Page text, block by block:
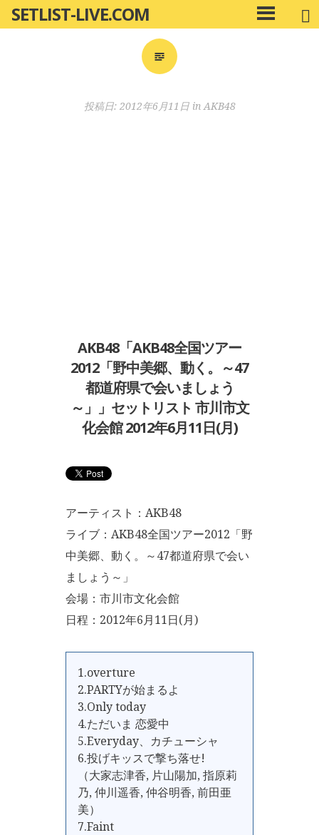
ン
SETLIST-LIVE.COM
メ
イ
投稿日: 2012年6月11日inAKB48
AKB48「AKB48全国ツアー
2012「野中美郷、動く。～47
都道府県で会いましょう
～」」セットリスト 市川市文
化会館 2012年6月11日(月)
アーティスト：AKB48
ライブ：AKB48全国ツアー2012「野
中美郷、動く。～47都道府県で会い
ましょう～」
会場：市川市文化会館
日程：2012年6月11日(月)
1.overture
2.PARTYが始まるよ
3.Only today
4.ただいま 恋愛中
5.Everyday、カチューシャ
6.投げキッスで撃ち落せ!
（大家志津香, 片山陽加, 指原莉
乃, 仲川遥香, 仲谷明香, 前田亜
美）
7.Faint